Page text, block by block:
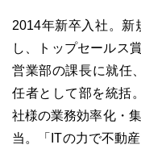
2014年新卒入社。新
し、トップセールス
営業部の課長に就任
任者として部を統括
社様の業務効率化・
当。「ITの力で不動